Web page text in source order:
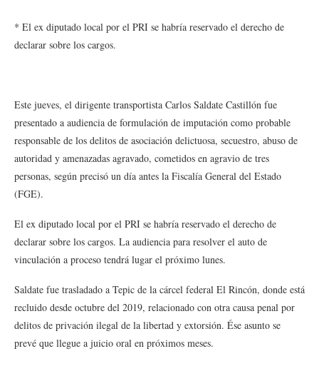
* El ex diputado local por el PRI se habría reservado el derecho de
declarar sobre los cargos.
Este jueves, el dirigente transportista Carlos Saldate Castillón fue
presentado a audiencia de formulación de imputación como probable
responsable de los delitos de asociación delictuosa, secuestro, abuso de
autoridad y amenazadas agravado, cometidos en agravio de tres
personas, según precisó un día antes la Fiscalía General del Estado
(FGE).
El ex diputado local por el PRI se habría reservado el derecho de
declarar sobre los cargos. La audiencia para resolver el auto de
vinculación a proceso tendrá lugar el próximo lunes.
Saldate fue trasladado a Tepic de la cárcel federal El Rincón, donde está
recluido desde octubre del 2019, relacionado con otra causa penal por
delitos de privación ilegal de la libertad y extorsión. Ése asunto se
prevé que llegue a juicio oral en próximos meses.